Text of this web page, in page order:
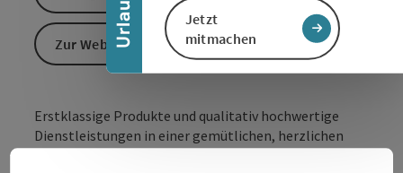
Jetzt
mitmachen
Erstklassige Produkte und qualitativ hochwertige
Dienstleistungen in einer gemütlichen, herzlichen
Zur Website